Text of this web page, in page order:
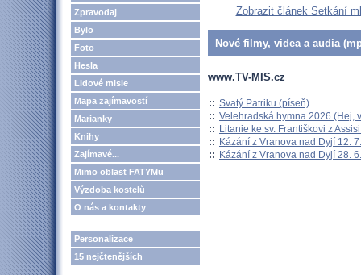
Zpravodaj
Bylo
Foto
Hesla
Lidové misie
Mapa zajímavostí
Marianky
Knihy
Zajímavé...
Mimo oblast FATYMu
Výzdoba kostelů
O nás a kontakty
Personalizace
15 nejčtenějších
Zobrazit článek Setkání
Nové filmy, videa a audia
www.TV-MIS.cz
:: Svatý Patriku (píseň)
:: Velehradská hymna 2026 (Hej,
:: Litanie ke sv. Františkovi z
:: Kázání z Vranova nad Dyjí 12.
:: Kázání z Vranova nad Dyjí 28.